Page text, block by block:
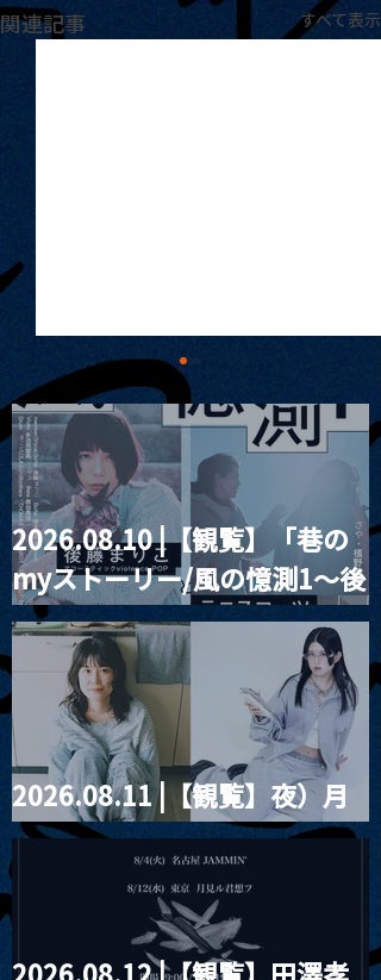
関連記事 すべて表示
2026.09.02 |【観覧】さ
とう。presents『見上げ
てばかりの月を背に』
vol.7
2026.08.10 |【観覧】「巷の
myストーリー/風の憶測1～後
藤まりこアコースティック
violence POPとテニスコー
ツ」
2026.08.11 |【観覧】夜）月
見ル君想フpre. Sugar Shock